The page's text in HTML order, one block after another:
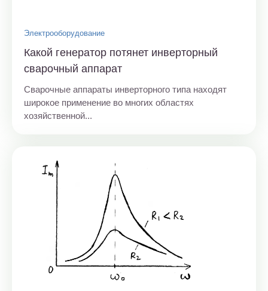
Электрооборудование
Какой генератор потянет инверторный
сварочный аппарат
Сварочные аппараты инверторного типа находят
широкое применение во многих областях
хозяйственной...